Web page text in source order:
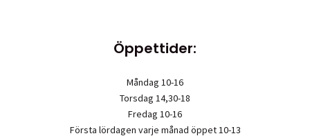
Öppettider:
Måndag 10-16
Torsdag 14,30-18
Fredag 10-16
Första lördagen varje månad öppet 10-13